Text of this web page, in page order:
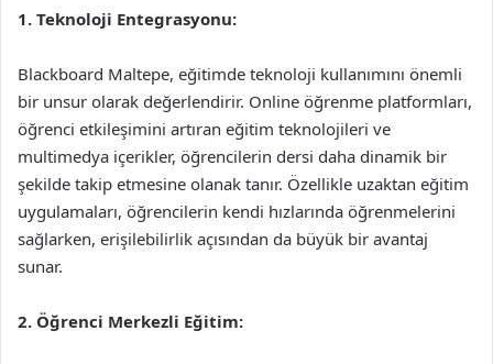
1. Teknoloji Entegrasyonu:
Blackboard Maltepe, eğitimde teknoloji kullanımını önemli
bir unsur olarak değerlendirir. Online öğrenme platformları,
öğrenci etkileşimini artıran eğitim teknolojileri ve
multimedya içerikler, öğrencilerin dersi daha dinamik bir
şekilde takip etmesine olanak tanır. Özellikle uzaktan eğitim
uygulamaları, öğrencilerin kendi hızlarında öğrenmelerini
sağlarken, erişilebilirlik açısından da büyük bir avantaj
sunar.
2. Öğrenci Merkezli Eğitim: